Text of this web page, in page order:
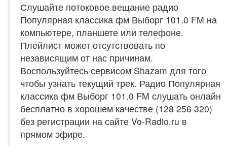
Слушайте потоковое вещание радио
Популярная классика фм Выборг 101.0 FM на
компьютере, планшете или телефоне.
Плейлист может отсутствовать по
независящим от нас причинам.
Воспользуйтесь сервисом Shazam для того
чтобы узнать текущий трек. Радио Популярная
классика фм Выборг 101.0 FM слушать онлайн
бесплатно в хорошем качестве (128 256 320)
без регистрации на сайте Vo-Radio.ru в
прямом эфире.